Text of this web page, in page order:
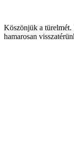
Köszönjük a
hamarosan